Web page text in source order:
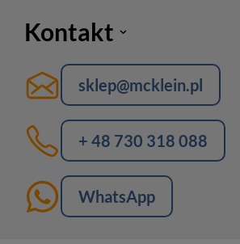
Kontakt
sklep@mcklein.pl
+ 48 730 318 088
WhatsApp